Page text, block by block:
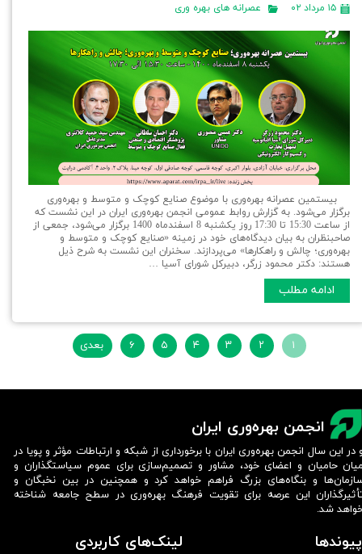
۱۵ مرداد ۰۲ عصرانه های بهره وری
بیستمین عصرانه بهره‌وری با موضوع صنایع کوچک و متوسط و بهره‌وری
برگزار می‌شود. به گزارش روابط عمومی انجمن بهره‌وری ایران در این نشست که
از ساعت 15:30 تا 17:30 روز یکشنبه 8 اسفندماه 1400 برگزار می‌شود، جمعی از
صاحبنظران به بیان دیدگاه‌های خود در زمینه «صنایع کوچک و متوسط و
بهره‌وری؛ چالش‌ و راهکارها» می‌پردازند. سخنران این نشست به شرح ذیل
هستند: دکتر محمود زرگر، دبیرکل شورای آسیا …
ادامه مطلب
۱ ۲ ۳ ۴ ۵ ۶ بعدی
انجمن بهره‌وری ایران
لینک‌های کاربردی پیوندها
در این سال انجمن بهره‌وری ایران با برخورداری از شبکه و ارتباطات مؤثر و پویا در
حامیان و اعضای خود، مشاور و تصمیم‌سازی برای عموم سیاستگذاران و
و بنگاه‌های بزرگ فراهم خواهد کرد و همچنین در بین نخبگان و
این عرصه برای تقویت فرهنگ بهره‌وری در سطح جامعه شناخته
شد.​​​​​​​